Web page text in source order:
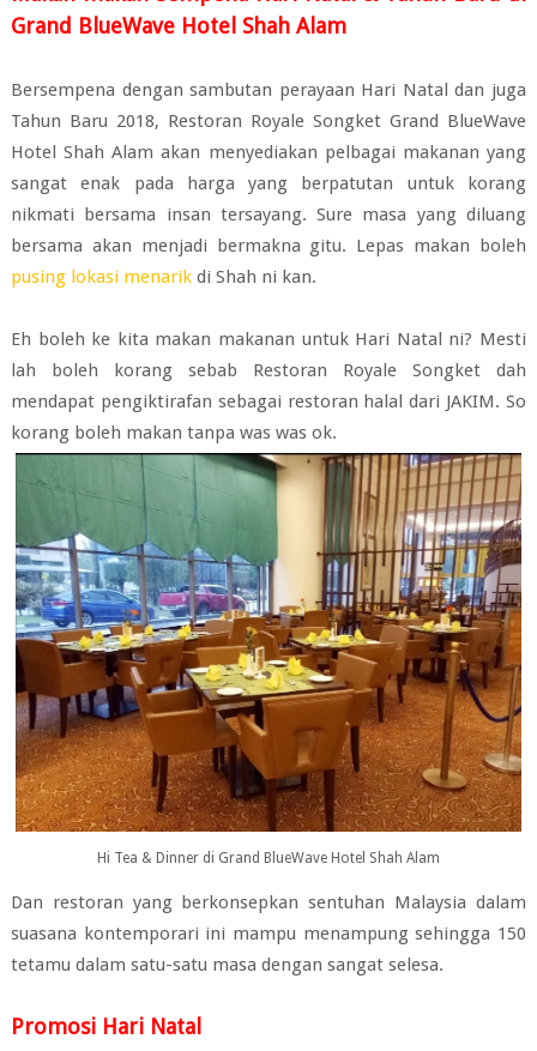
Grand BlueWave Hotel Shah Alam
Bersempena dengan sambutan perayaan Hari Natal dan juga
Tahun Baru 2018, Restoran Royale Songket Grand BlueWave
Hotel Shah Alam akan menyediakan pelbagai makanan yang
sangat enak pada harga yang berpatutan untuk korang
nikmati bersama insan tersayang. Sure masa yang diluang
bersama akan menjadi bermakna gitu. Lepas makan boleh
pusing lokasi menarikdi Shah ni kan.
Eh boleh ke kita makan makanan untuk Hari Natal ni? Mesti
lah boleh korang sebab Restoran Royale Songket dah
mendapat pengiktirafan sebagai restoran halal dari JAKIM. So
korang boleh makan tanpa was was ok.
Hi Tea & Dinner di Grand BlueWave Hotel Shah Alam
Dan restoran yang berkonsepkan sentuhan Malaysia dalam
suasana kontemporari ini mampu menampung sehingga 150
tetamu dalam satu-satu masa dengan sangat selesa.
Promosi Hari Natal